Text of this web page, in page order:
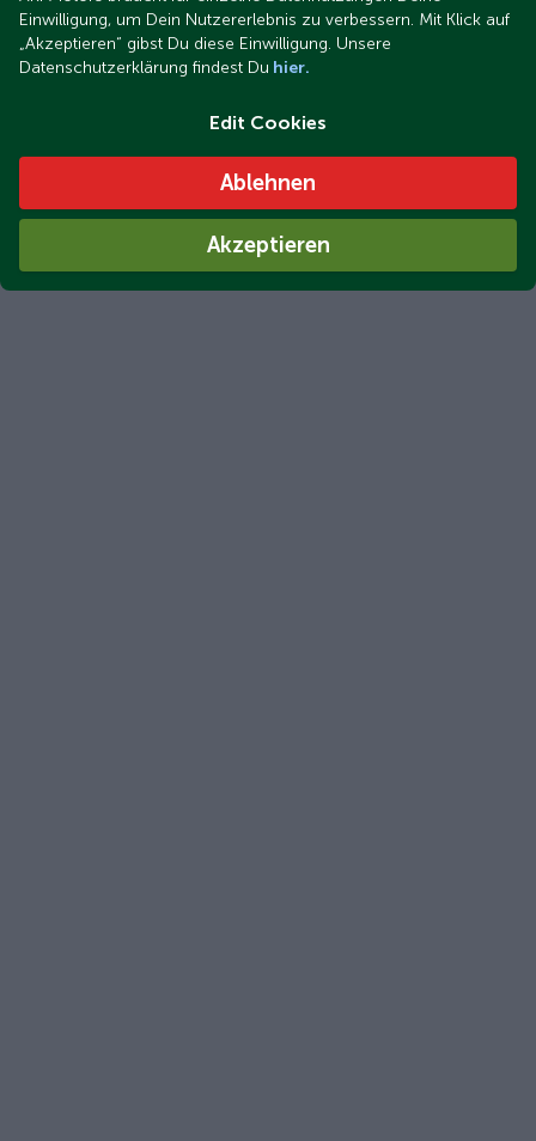
Einwilligung, um Dein Nutzererlebnis zu verbessern. Mit Klick auf
„Akzeptieren“ gibst Du diese Einwilligung. Unsere
Datenschutzerklärung findest Du hier.
Edit Cookies
Ablehnen
Akzeptieren